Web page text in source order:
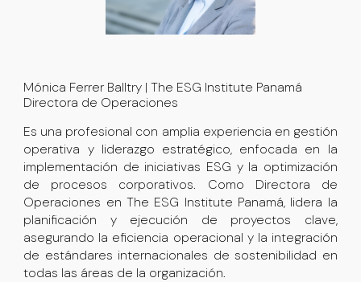
Mónica Ferrer Balltry | The ESG Institute Panamá
Directora de Operaciones
Es una profesional con amplia experiencia en gestión
operativa y liderazgo estratégico, enfocada en la
implementación de iniciativas ESG y la optimización
de procesos corporativos. Como Directora de
Operaciones enThe ESG Institute Panamá, lidera la
planificación y ejecución de proyectos clave,
asegurando la eficiencia operacional y la integración
de estándares internacionales de sostenibilidad en
todas las áreas de la organización.